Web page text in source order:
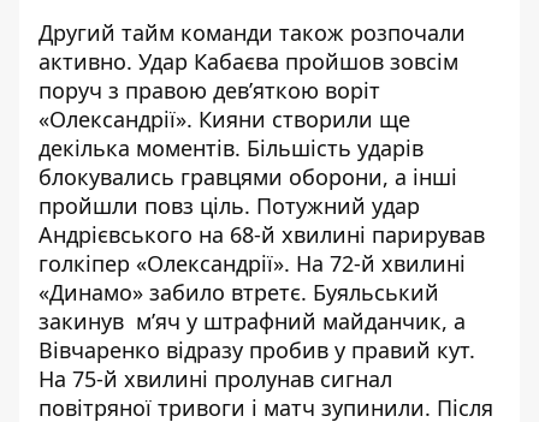
Другий тайм команди також розпочали
активно. Удар Кабаєва пройшов зовсім
поруч з правою дев’яткою воріт
«Олександрії». Кияни створили ще
декілька моментів. Більшість ударів
блокувались гравцями оборони, а інші
пройшли повз ціль. Потужний удар
Андрієвського на 68-й хвилині парирував
голкіпер «Олександрії». На 72-й хвилині
«Динамо» забило втретє. Буяльський
закинув м’яч у штрафний майданчик, а
Вівчаренко відразу пробив у правий кут.
На 75-й хвилині пролунав сигнал
повітряної тривоги і матч зупинили. Після